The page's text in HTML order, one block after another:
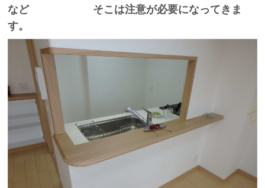
など そこは注意が必要になってきま
す。